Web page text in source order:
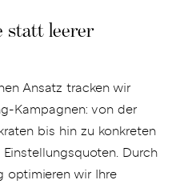
statt leerer
Ansatz tracken wir
Kampagnen: von der
bis hin zu konkreten
Durch
optimieren wir Ihre